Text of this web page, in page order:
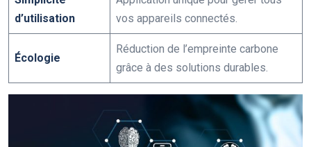
d’utilisation
vos appareils connectés.
Écologie
Réduction de l’empreinte carbone
grâce à des solutions durables.